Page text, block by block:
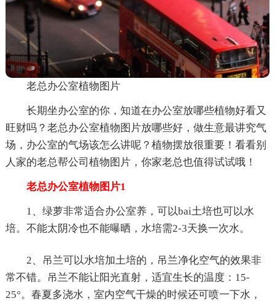
老总办公室植物图片
长期坐办公室的你，知道在办公室放哪些植物好看又
旺财吗？老总办公室植物图片放哪些好，做生意最讲究气
场，办公室的气场该怎么讲呢？植物摆放很重要！看看别
人家的老总帮公司植物图片，你家老总也值得试试哦！
老总办公室植物图片1
1、绿萝非常适合办公室养，可以bai土培也可以水
培。不能太阴冷也不能曝晒，水培需2-3天换一次水。
2、吊兰可以水培加土培的，吊兰净化空气的效果非
常不错。吊兰不能让阳光直射，适宜生长的温度：15-
25°。春夏多浇水，室内空气干燥的时候还可喷一下水，